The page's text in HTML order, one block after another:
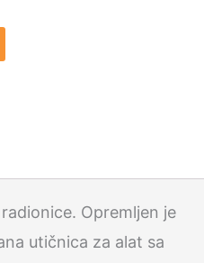
Opremljen je
utičnica za alat sa